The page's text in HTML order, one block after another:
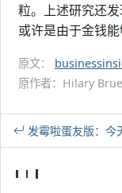
粒。上述研究还
或许是由于金钱能
原文：
原作者：Hilary
发霉啦蛋友版：今